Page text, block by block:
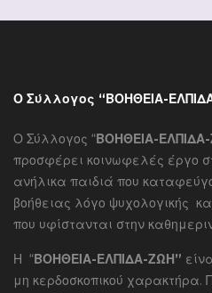
Ο Σύλλογος “ΒΟΗΘΕΙΑ-
Ο Σύλλογος “ΒΟΗΘΕΙΑ-
προσφέρει κοινωφελές έργο
ανήλικα παιδιά που
βοήθειας λόγο ψυχολογικής
που υφίστανται στην
Η “ΒΟΗΘΕΙΑ-ΕΛΠΙΔΑ-ΖΩΗ”
μη κερδοσκοπικού χαρακτήρα.